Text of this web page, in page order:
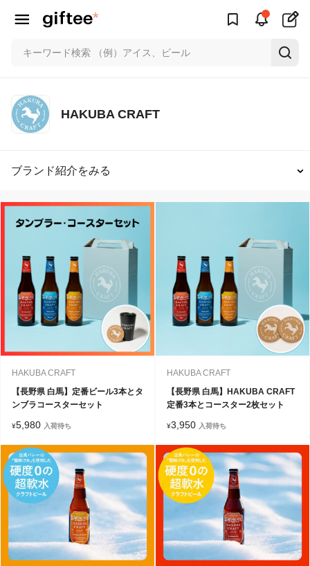
HAKUBA CRAFT
ブランド紹介をみる
HAKUBA CRAFT
【長野県 白馬】定番ビール3本とタ
ンブラコースターセット
¥5,980 入荷待ち
HAKUBA CRAFT
【長野県 白馬】HAKUBA CRAFT
定番3本とコースター2枚セット
¥3,950 入荷待ち